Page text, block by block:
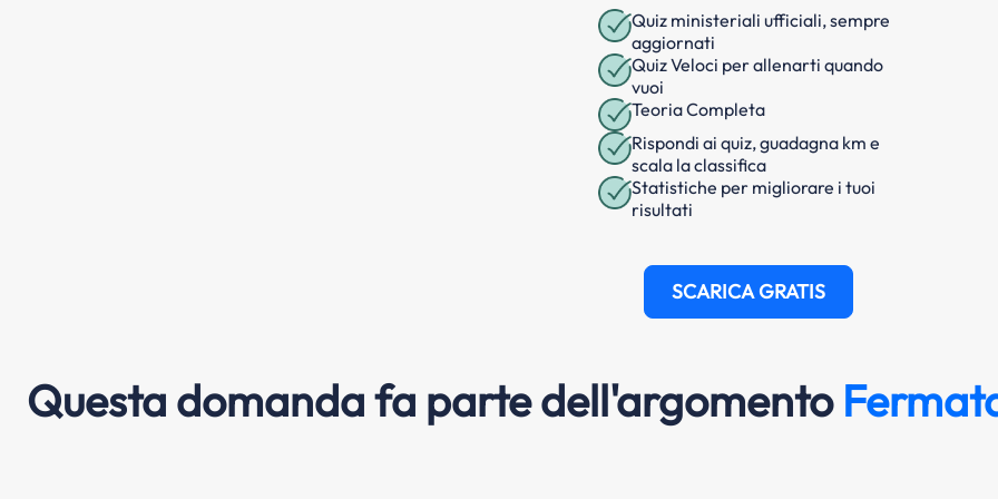
Quiz ministeriali ufficiali, sempre
aggiornati
Quiz Veloci per allenarti quando
vuoi
Teoria Completa
Rispondi ai quiz, guadagna km e
scala la classifica
Statistiche per migliorare i tuoi
risultati
SCARICA GRATIS
Questa domanda fa parte dell'argomento